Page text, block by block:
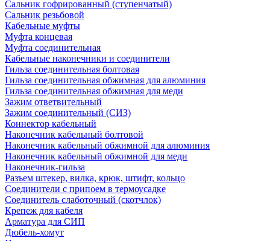
Сальник гофрированный (ступенчатый)
Сальник резьбовой
Кабельные муфты
Муфта концевая
Муфта соединительная
Кабельные наконечники и соединители
Гильза соединительная болтовая
Гильза соединительная обжимная для алюминия
Гильза соединительная обжимная для меди
Зажим ответвительный
Зажим соединительный (СИЗ)
Коннектор кабельный
Наконечник кабельный болтовой
Наконечник кабельный обжимной для алюминия
Наконечник кабельный обжимной для меди
Наконечник-гильза
Разъем штекер, вилка, крюк, штифт, кольцо
Соединители с припоем в термоусадке
Соединитель слаботочный (скотчлок)
Крепеж для кабеля
Арматура для СИП
Дюбель-хомут